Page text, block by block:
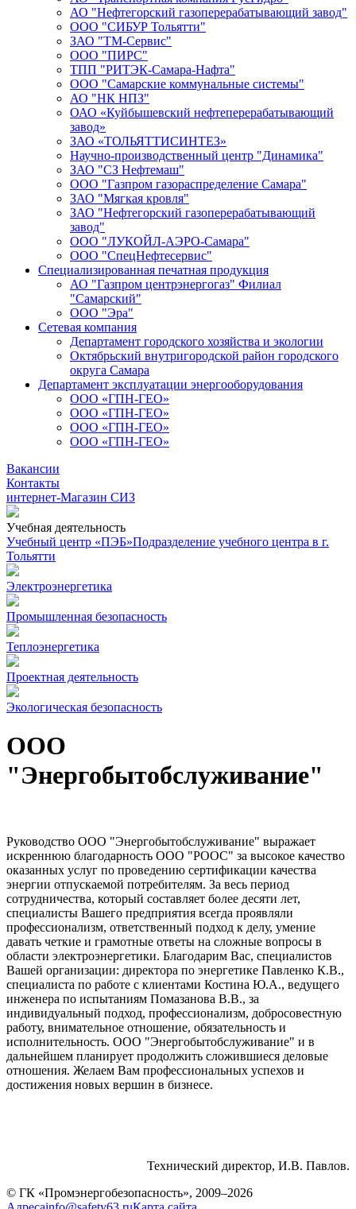
АО "Нефтегорский газоперерабатывающий завод"
ООО "СИБУР Тольятти"
ЗАО "ТМ-Сервис"
ООО "ПИРС"
ТПП "РИТЭК-Самара-Нафта"
ООО "Самарские коммунальные системы"
АО "НК НПЗ"
ОАО «Куйбышевский нефтеперерабатывающий
завод»
ЗАО «ТОЛЬЯТТИСИНТЕЗ»
Научно-производственный центр "Динамика"
ЗАО "СЗ Нефтемаш"
ООО "Газпром газораспределение Самара"
ЗАО "Мягкая кровля"
ЗАО "Нефтегорский газоперерабатывающий
завод"
ООО "ЛУКОЙЛ-АЭРО-Самара"
ООО "СпецНефтесервис"
Специализированная печатная продукция
АО "Газпром центрэнергогаз" Филиал
"Самарский"
ООО "Эра"
Сетевая компания
Департамент городского хозяйства и экологии
Октябрьский внутригородской район городского
округа Самара
Департамент эксплуатации энергооборудования
ООО «ГПН-ГЕО»
ООО «ГПН-ГЕО»
ООО «ГПН-ГЕО»
ООО «ГПН-ГЕО»
Вакансии
Контакты
интернет-Магазин СИЗ
Учебная деятельность
Учебный центр «ПЭБ»Подразделение учебного центра в г.
Тольятти
Электроэнергетика
Промышленная безопасность
Теплоэнергетика
Проектная деятельность
Экологическая безопасность
ООО
"Энергобытобслуживание"
Руководство ООО "Энергобытобслуживание" выражает
искреннюю благодарность ООО "РООС" за высокое качество
оказанных услуг по проведению сертификации качества
энергии отпускаемой потребителям. За весь период
сотрудничества, который составляет более десяти лет,
специалисты Вашего предприятия всегда проявляли
профессионализм, ответственный подход к делу, умение
давать четкие и грамотные ответы на сложные вопросы в
области электроэнергетики. Благодарим Вас, специалистов
Вашей организации: директора по энергетике Павленко К.В.,
специалиста по работе с клиентами Костина Ю.А., ведущего
инженера по испытаниям Помазанова В.В., за
индивидуальный подход, профессионализм, добросовестную
работу, внимательное отношение, обязательность и
исполнительность. ООО "Энергобытобслуживание" и в
дальнейшем планирует продолжить сложившиеся деловые
отношения. Желаем Вам профессиональных успехов и
достижения новых вершин в бизнесе.
Технический директор, И.В. Павлов.
© ГК «Промэнергобезопасность», 2009–2026